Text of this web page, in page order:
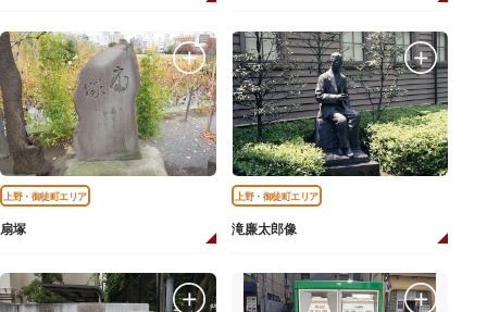
上野・御徒町エリア
扇塚
上野・御徒町エリア
滝廉太郎像